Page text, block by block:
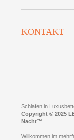
Datenschutz
Preisgarantie
Presse
Jobs
Fotoalbum
KONTAKT
Neuer
Schlafen in
Copyright © 2025
Nacht™
Willkommen im